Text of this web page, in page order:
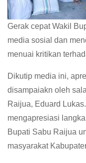
Gerak cepat Wakil
media sosial dan
menuai kritikan
Dikutip media ini,
disampaiakn oleh
Raijua, Eduard
mengapresiasi
Bupati Sabu Raijua
masyarakat